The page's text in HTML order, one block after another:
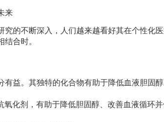
来
究的不断深入，人们越来越看好其在个性化
合时。
有益。其独特的化合物有助于降低血液胆固
氧化剂，有助于降低胆固醇、改善血液循环